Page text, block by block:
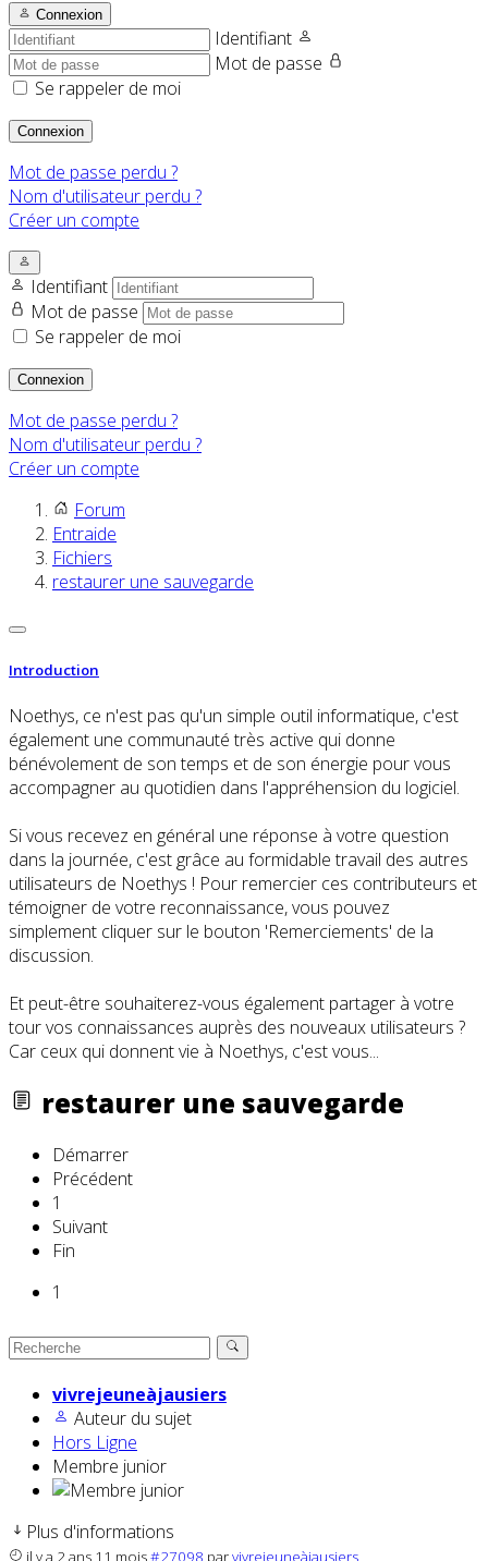
Connexion
Identifiant
Mot de passe
Se rappeler de moi
Connexion
Mot de passe perdu ?
Nom d'utilisateur perdu ?
Créer un compte
Identifiant
Mot de passe
Se rappeler de moi
Connexion
Mot de passe perdu ?
Nom d'utilisateur perdu ?
Créer un compte
Forum
Entraide
Fichiers
restaurer une sauvegarde
Introduction
Noethys, ce n'est pas qu'un simple outil informatique, c'est
également une communauté très active qui donne
bénévolement de son temps et de son énergie pour vous
accompagner au quotidien dans l'appréhension du logiciel.
Si vous recevez en général une réponse à votre question
dans la journée, c'est grâce au formidable travail des autres
utilisateurs de Noethys ! Pour remercier ces contributeurs et
témoigner de votre reconnaissance, vous pouvez
simplement cliquer sur le bouton 'Remerciements' de la
discussion.
Et peut-être souhaiterez-vous également partager à votre
tour vos connaissances auprès des nouveaux utilisateurs ?
Car ceux qui donnent vie à Noethys, c'est vous...
restaurer une sauvegarde
Démarrer
Précédent
1
Suivant
Fin
1
vivrejeuneàjausiers
Auteur du sujet
Hors Ligne
Membre junior
Plus d'informations
il y a 2 ans 11 mois#27098 parvivrejeuneàjausiers